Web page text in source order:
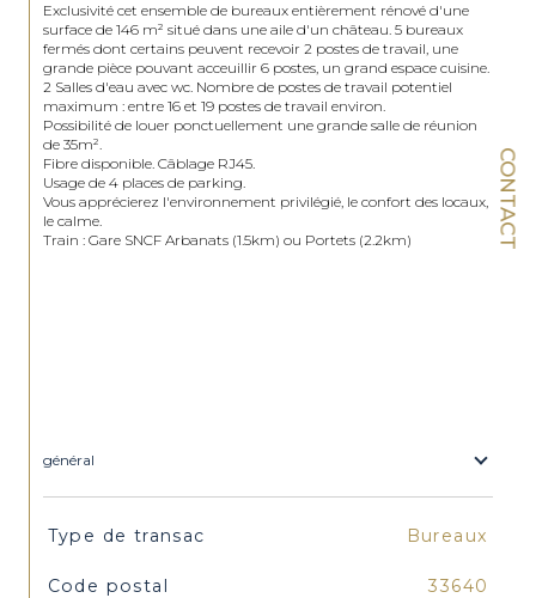
CONTACT
Exclusivité cet ensemble de bureaux entièrement rénové d'une
surface de 146 m² situé dans une aile d'un château. 5 bureaux
fermés dont certains peuvent recevoir 2 postes de travail, une
grande pièce pouvant acceuillir 6 postes, un grand espace cuisine.
2 Salles d'eau avec wc. Nombre de postes de travail potentiel
maximum : entre 16 et 19 postes de travail environ.
Possibilité de louer ponctuellement une grande salle de réunion
de 35m².
Fibre disponible. Câblage RJ45.
Usage de 4 places de parking.
Vous apprécierez l'environnement privilégié, le confort des locaux,
le calme.
Train : Gare SNCF Arbanats (1.5km) ou Portets (2.2km)
général
TRAD_SIROCCO_Caracteristique
Type de transac Bureaux
Code postal 33640